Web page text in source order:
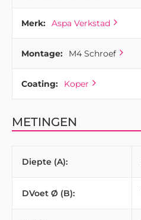
Merk: Aspa Verkstad
Montage: M4 Schroef
Coating: Koper
METINGEN
Diepte (A):
DVoet Ø (B):